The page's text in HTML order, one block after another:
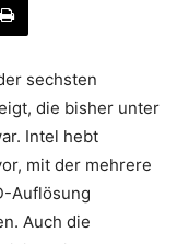
sechsten
die bisher unter
Intel hebt
mit der mehrere
Auflösung
Auch die